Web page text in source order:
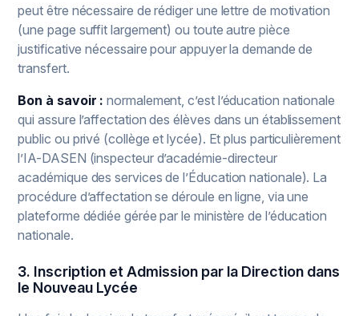
peut être nécessaire de rédiger une lettre de motivation
(une page suffit largement) ou toute autre pièce
justificative nécessaire pour appuyer la demande de
transfert.
Bon à savoir : normalement, c’est l’éducation nationale
qui assure l’affectation des élèves dans un établissement
public ou privé (collège et lycée). Et plus particulièrement
l’IA-DASEN (inspecteur d’académie-directeur
académique des services de l’Éducation nationale). La
procédure d’affectation se déroule en ligne, via une
plateforme dédiée gérée par le ministère de l’éducation
nationale.
3. Inscription et Admission par la Direction dans
le Nouveau Lycée